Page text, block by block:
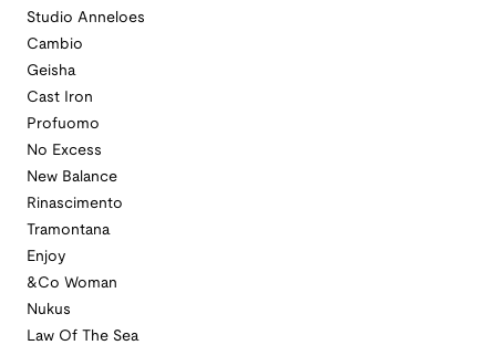
Studio Anneloes
Cambio
Geisha
Cast Iron
Profuomo
No Excess
New Balance
Rinascimento
Tramontana
Enjoy
&Co Woman
Nukus
Law Of The Sea